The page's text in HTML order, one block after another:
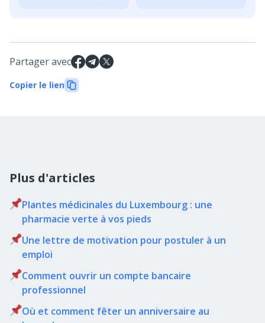
Partager avec
Copier le lien
Plus d'articles
Plantes médicinales du Luxembourg : une
pharmacie verte à vos pieds
Une lettre de motivation pour postuler à un
emploi
Comment ouvrir un compte bancaire
professionnel
Où et comment fêter un anniversaire au